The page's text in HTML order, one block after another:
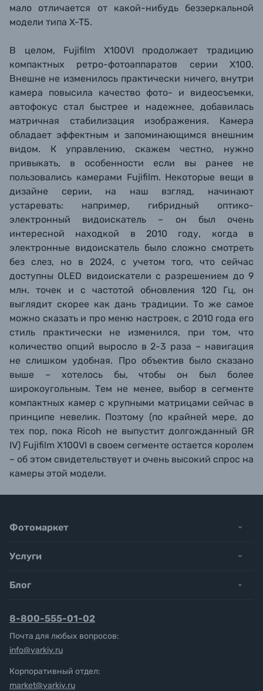
мало отличается от какой-нибудь беззеркальной
модели типа X-T5.
В целом, Fujifilm X100VI продолжает традицию
компактных ретро-фотоаппаратов серии X100.
Внешне не изменилось практически ничего, внутри
камера повысила качество фото- и видеосъемки,
автофокус стал быстрее и надежнее, добавилась
матричная стабилизация изображения. Камера
обладает эффектным и запоминающимся внешним
видом. К управлению, скажем честно, нужно
привыкать, в особенности если вы ранее не
пользовались камерами Fujifilm. Некоторые вещи в
дизайне серии, на наш взгляд, начинают
устаревать: например, гибридный оптико-
электронный видоискатель – он был очень
интересной находкой в 2010 году, когда в
электронные видоискатель было сложно смотреть
без слез, но в 2024, с учетом того, что сейчас
доступны OLED видоискатели c разрешением до 9
млн. точек и с частотой обновления 120 Гц, он
выглядит скорее как дань традиции. То же самое
можно сказать и про меню настроек, с 2010 года его
стиль практически не изменился, при том, что
количество опций выросло в 2-3 раза – навигация
не слишком удобная. Про объектив было сказано
выше – хотелось бы, чтобы он был более
широкоугольным. Тем не менее, выбор в сегменте
компактных камер с крупными матрицами сейчас в
принципе невелик. Поэтому (по крайней мере, до
тех пор, пока Ricoh не выпустит долгожданный GR
IV) Fujifilm X100VI в своем сегменте остается королем
– об этом свидетельствует и очень высокий спрос на
камеры этой модели.
Фотомаркет
Услуги
Блог
8-800-555-01-02
Почта для любых вопросов:
info@yarkiy.ru
Корпоративный отдел:
market@yarkiy.ru